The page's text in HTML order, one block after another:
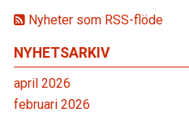
Nyheter som RSS-flöde
NYHETSARKIV
april 2026
februari 2026